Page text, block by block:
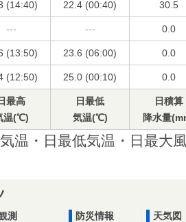
(14:40) 22.4 (00:40) 30.5
--- --- 0.0
(13:50) 23.6 (06:00) 0.0
(12:50) 25.0 (00:10) 0.0
最高
温(℃)
日最低
気温(℃)
日積算
降水量
温・日最低気温・日最大
測
防災情報
天気図